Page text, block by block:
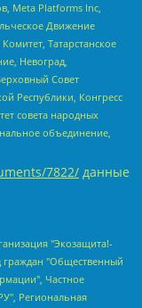
Meta Platforms Inc,
Движение
Татарстанское
Невоград,
Совет
Республики, Конгресс
совета народных
объединение,
7822/ данные
ЛГБТ-инициативная группа "Выход", Инициативная группа ЛГБТ+ "Реверс", Алексеев Андрей Викторович, Бекбулатова Таисия Львовна, Беляев Иван Михайлович, Владыкина Елена Сергеевна, Гельман Марат Александрович, Никульшина Вероника Юрьевна, Толоконникова Надежда Андреевна, Шендерович Виктор Анатольевич, Общество с ограниченной ответственностью "Данное сообщение", Общество с ограниченной ответственностью Издательский дом "Новая глава", Айнбиндер Александра Александровна, Московский комьюнити-центр для ЛГБТ+инициатив, Благотворительный фонд развития филантропии, Deutsche Welle (Германия, Kurt-Schumacher-Strasse 3, 53113 Bonn), Борзунова Мария Михайловна, Воробьев Виктор Викторович, Голубева Анна Львовна, Константинова Алла Михайловна, Малкова Ирина Владимировна, Мурадов Мурад Абдулгалимович, Осетинская Елизавета Николаевна, Понасенков Евгений Николаевич, Ганапольский Матвей Юрьевич, Киселев Евгений Алексеевич, Борухович Ирина Григорьевна, Дремин Иван Тимофеевич, Дубровский Дмитрий Викторович, Красноярская региональная общественная организация поддержки и развития альтернативных образовательных технологий и межкультурных коммуникаций "ИНТЕРРА", Маяковская Екатерина Алексеевна, Фейгин Марк Захарович, Филимонов Андрей Викторович, Дзугкоева Регина Николаевна, Доброхотов Роман Александрович, Дудь Юрий Александрович, Елкин Сергей Владимирович, Кругликов Кирилл Игоревич, Сабунаева Мария Леонидовна, Семенов Алексей Владимирович, Шаинян Карен Багратович, Шульман Екатерина Михайловна, Асафьев Артур Валерьевич, Вахштайн Виктор Семенович, Венедиктов Алексей Алексеевич, Лушникова Екатерина Евгеньевна, Волков Леонид Михайлович, Невзоров Александр Глебович, Пархоменко Сергей Борисович, Сироткин Ярослав Николаевич, Кара-Мурза Владимир Владимирович, Баранова Наталья Владимировна, Гозман Леонид Яковлевич, Кагарлицкий Борис Юльевич, Климарев Михаил Валерьевич, Милов Владимир Станиславович, Автономная некоммерческая организация Краснодарский центр современного искусства "Типография", Моргенштерн Алишер Тагирович, Соболь Любовь Эдуардовна, Общество с ограниченной ответственностью "ЛИЗА НОРМ", Каспаров Гарри Кимович, Ходорковский Михаил Борисович, Общество с ограниченной ответственностью "Апрельские тезисы", Данилович Ирина Брониславовна, Кашин Олег Владимирович, Петров Николай Владимирович, Пивоваров Алексей Владимирович, Соколов Михаил Владимирович, Цветкова Юлия Владимировна, Чичваркин Евгений Александрович, Комитет против пыток/Команда против пыток, Общество с ограниченной ответственностью "Первый научный", Общество с ограниченной ответственностью "Вертолет и ко", Белоцерковская Вероника Борисовна, Кац Максим Евгеньевич, Лазарева Татьяна Юрьевна, Шаведдинов Руслан Табризович, Яшин Илья Валерьевич, Общество с ограниченной ответственностью "Иноагент ААВ", Алешковский Дмитрий Петрович, Альбац Евгения Марковна, Быков Дмитрий Львович, Галямина Юлия Евгеньевна, Лойко Сергей Леонидович, Мартынов Кирилл Константинович, Медведев Сергей Александрович, Крашенинников Федор Геннадиевич, Гордеева Катерина Вл